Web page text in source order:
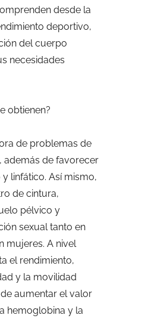
desde la
deportivo,
del cuerpo
necesidades
obtienen?
de problemas de
además de favorecer
linfático. Así mismo,
de cintura,
pélvico y
sexual tanto en
mujeres. A nivel
el rendimiento,
y la movilidad
aumentar el valor
hemoglobina y la